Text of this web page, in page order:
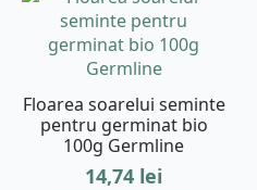
Floarea soarelui seminte
pentru germinat bio
100g Germline
14,74 lei